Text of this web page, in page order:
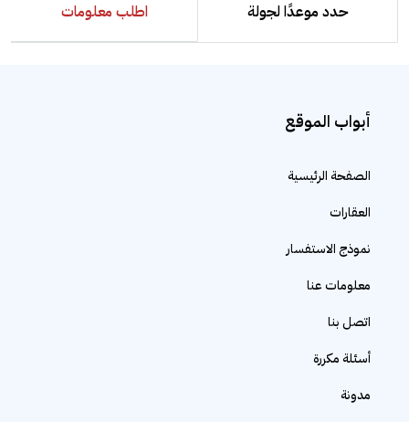
حدد موعدًا لجولة اطلب معلومات
أبواب الموقع
الصفحة الرئيسية
العقارات
نموذج الاستفسار
معلومات عنا
اتصل بنا
أسئلة مكررة
مدونة